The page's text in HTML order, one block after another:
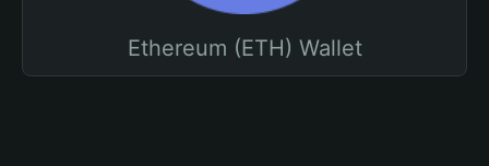
Ethereum (ETH) Wallet